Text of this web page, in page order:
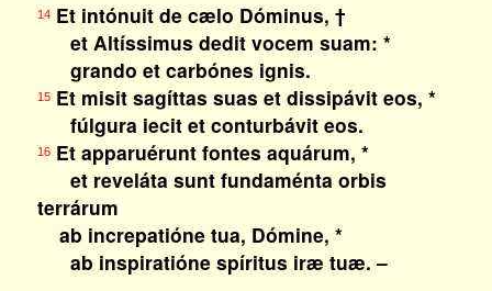
14Et intónuit de cælo Dóminus, †
et Altíssimus dedit vocem suam: *
grando et carbónes ignis.
15Et misit sagíttas suas et dissipávit eos, *
fúlgura iecit et conturbávit eos.
16Et apparuérunt fontes aquárum, *
et reveláta sunt fundaménta orbis
terrárum
ab increpatióne tua, Dómine, *
ab inspiratióne spíritus iræ tuæ. –